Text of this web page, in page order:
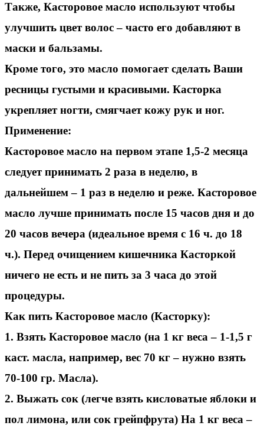
Также, Касторовое масло используют чтобы
улучшить цвет волос – часто его добавляют в
маски и бальзамы.
Кроме того, это масло помогает сделать Ваши
ресницы густыми и красивыми. Касторка
укрепляет ногти, смягчает кожу рук и ног.
Применение:
Касторовое масло на первом этапе 1,5-2 месяца
следует принимать 2 раза в неделю, в
дальнейшем – 1 раз в неделю и реже. Касторовое
масло лучше принимать после 15 часов дня и до
20 часов вечера (идеальное время с 16 ч. до 18
ч.). Перед очищением кишечника Касторкой
ничего не есть и не пить за 3 часа до этой
процедуры.
Как пить Касторовое масло (Касторку):
1. Взять Касторовое масло (на 1 кг веса – 1-1,5 г
каст. масла, например, вес 70 кг – нужно взять
70-100 гр. Масла).
2. Выжать сок (легче взять кисловатые яблоки и
пол лимона, или сок грейпфрута) На 1 кг веса –